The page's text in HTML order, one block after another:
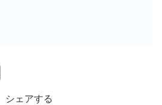
シェアする